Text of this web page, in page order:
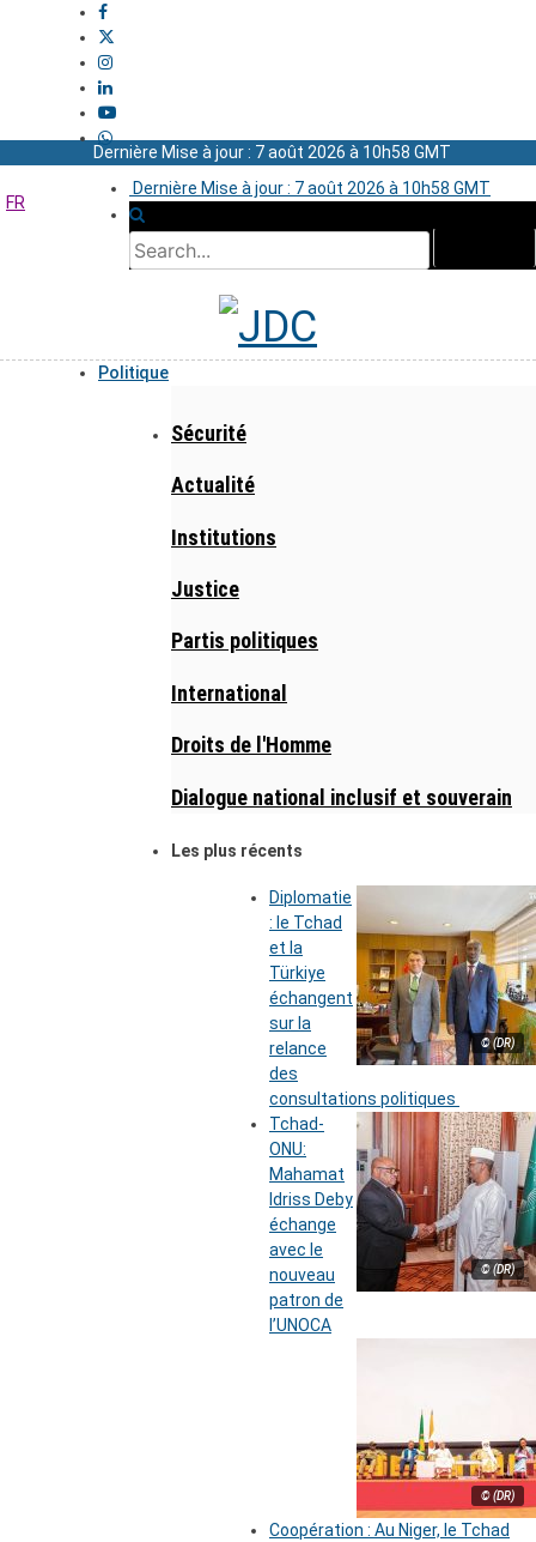
Dernière Mise à jour : 7 août 2026 à 10h58 GMT
Dernière Mise à jour : 7 août 2026 à 10h58 GMT
FR
Politique
Sécurité
Actualité
Institutions
Justice
Partis politiques
International
Droits de l'Homme
Dialogue national inclusif et souverain
Les plus récents
© (DR)
Diplomatie
: le Tchad
et la
Türkiye
échangent
sur la
relance
des
consultations politiques
© (DR)
Tchad-
ONU:
Mahamat
Idriss Deby
échange
avec le
nouveau
patron de
l’UNOCA
© (DR)
Coopération : Au Niger, le Tchad